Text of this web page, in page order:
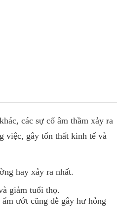
các sự cố âm thầm xảy ra
việc, gây tổn thất kinh tế và
hay xảy ra nhất.
giảm tuổi thọ.
ướt cũng dễ gây hư hỏng